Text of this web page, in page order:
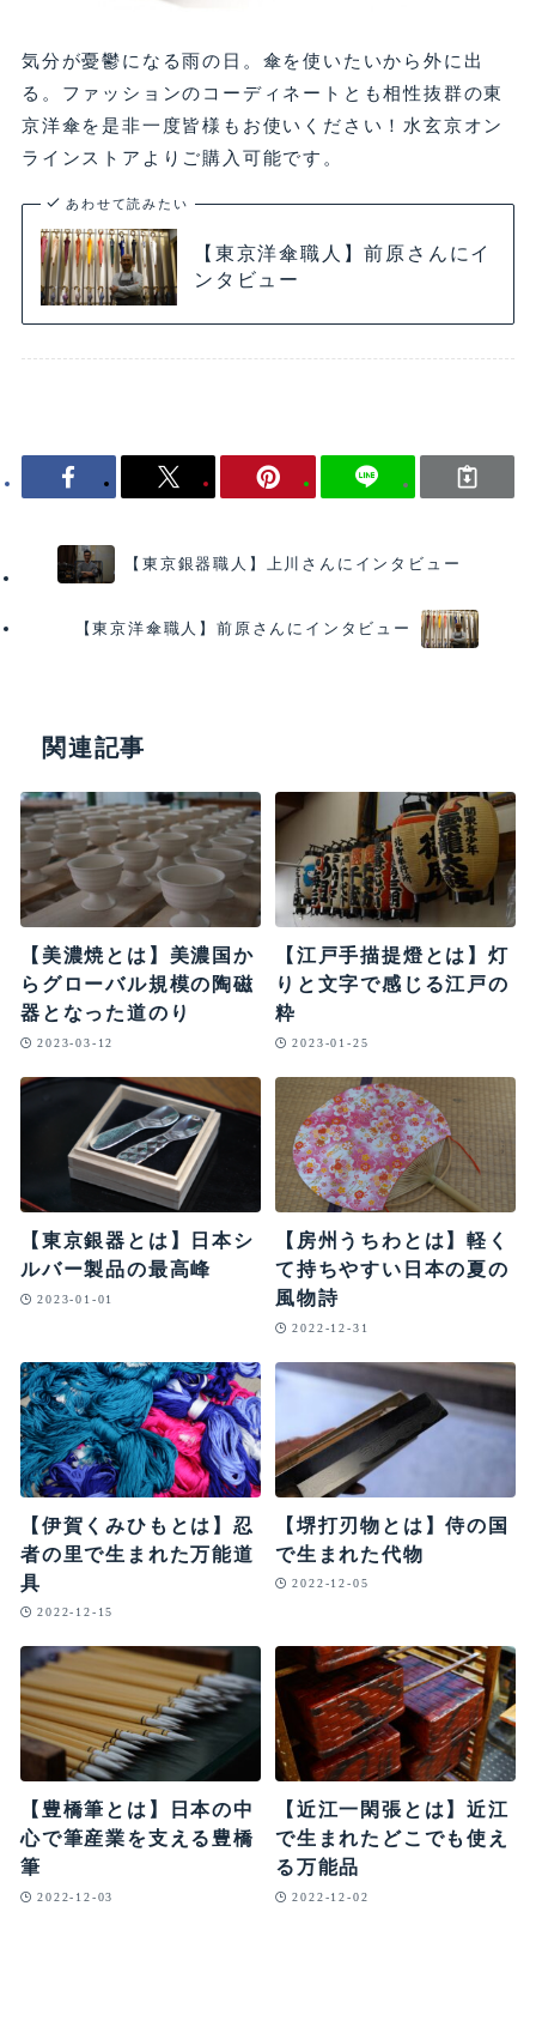
気分が憂鬱になる雨の日。傘を使いたいから外に出
る。ファッションのコーディネートとも相性抜群の東
京洋傘を是非一度皆様もお使いください！水玄京オン
ラインストアよりご購入可能です。
あわせて読みたい
【東京洋傘職人】前原さんにイ
ンタビュー
【東京銀器職人】上川さんにインタビュー
【東京洋傘職人】前原さんにインタビュー
関連記事
【美濃焼とは】美濃国か
らグローバル規模の陶磁
器となった道のり
2023-03-12
【江戸手描提燈とは】灯
りと文字で感じる江戸の
粋
2023-01-25
【東京銀器とは】日本シ
ルバー製品の最高峰
2023-01-01
【房州うちわとは】軽く
て持ちやすい日本の夏の
風物詩
2022-12-31
【伊賀くみひもとは】忍
者の里で生まれた万能道
具
2022-12-15
【堺打刃物とは】侍の国
で生まれた代物
2022-12-05
【豊橋筆とは】日本の中
心で筆産業を支える豊橋
筆
2022-12-03
【近江一閑張とは】近江
で生まれたどこでも使え
る万能品
2022-12-02